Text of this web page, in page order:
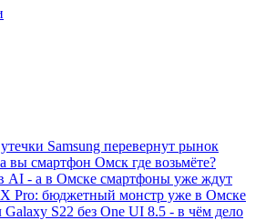
Samsung перевернут рынок
вы смартфон Омск где возьмёте?
AI - а в Омске смартфоны уже ждут
Pro: бюджетный монстр уже в Омске
Galaxy S22 без One UI 8.5 - в чём дело